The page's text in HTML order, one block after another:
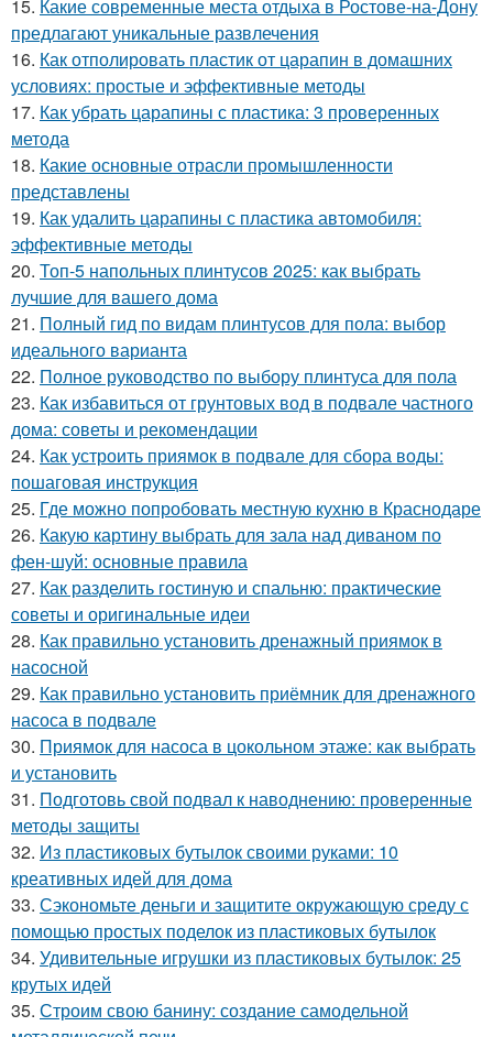
15. Какие современные места отдыха в Ростове-на-Дону
предлагают уникальные развлечения
16. Как отполировать пластик от царапин в домашних
условиях: простые и эффективные методы
17. Как убрать царапины с пластика: 3 проверенных
метода
18. Какие основные отрасли промышленности
представлены
19. Как удалить царапины с пластика автомобиля:
эффективные методы
20. Топ-5 напольных плинтусов 2025: как выбрать
лучшие для вашего дома
21. Полный гид по видам плинтусов для пола: выбор
идеального варианта
22. Полное руководство по выбору плинтуса для пола
23. Как избавиться от грунтовых вод в подвале частного
дома: советы и рекомендации
24. Как устроить приямок в подвале для сбора воды:
пошаговая инструкция
25. Где можно попробовать местную кухню в Краснодаре
26. Какую картину выбрать для зала над диваном по
фен-шуй: основные правила
27. Как разделить гостиную и спальню: практические
советы и оригинальные идеи
28. Как правильно установить дренажный приямок в
насосной
29. Как правильно установить приёмник для дренажного
насоса в подвале
30. Приямок для насоса в цокольном этаже: как выбрать
и установить
31. Подготовь свой подвал к наводнению: проверенные
методы защиты
32. Из пластиковых бутылок своими руками: 10
креативных идей для дома
33. Сэкономьте деньги и защитите окружающую среду с
помощью простых поделок из пластиковых бутылок
34. Удивительные игрушки из пластиковых бутылок: 25
крутых идей
35. Строим свою банину: создание самодельной